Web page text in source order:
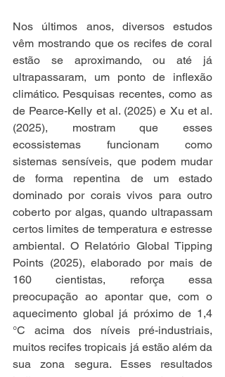
Nos últimos anos, diversos estudos
vêm mostrando que os recifes de coral
estão se aproximando, ou até já
ultrapassaram, um ponto de inflexão
climático. Pesquisas recentes, como as
de Pearce-Kelly et al. (2025) e Xu et al.
(2025), mostram que esses
ecossistemas funcionam como
sistemas sensíveis, que podem mudar
de forma repentina de um estado
dominado por corais vivos para outro
coberto por algas, quando ultrapassam
certos limites de temperatura e estresse
ambiental. O Relatório Global Tipping
Points (2025), elaborado por mais de
160 cientistas, reforça essa
preocupação ao apontar que, com o
aquecimento global já próximo de 1,4
°C acima dos níveis pré-industriais,
muitos recifes tropicais já estão além da
sua zona segura. Esses resultados